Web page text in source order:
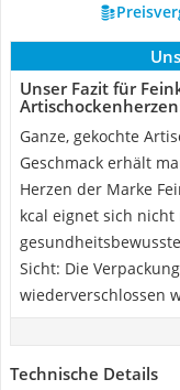
Unser Fazit für
Ganze, gekochte
Geschmack erhält
Herzen der Marke
kcal eignet sich
Sicht: Die
wiederverschlossen
Technische Details